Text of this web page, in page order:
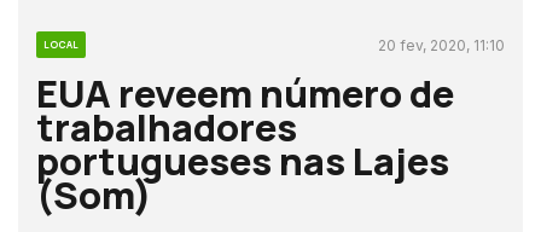
LOCAL 20 fev, 2020, 11:10
EUA reveem número de
trabalhadores
portugueses nas Lajes
(Som)